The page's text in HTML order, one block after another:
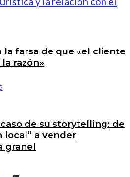
la farsa de que «el cliente
razón»
de su storytelling: de
local” a vender
granel